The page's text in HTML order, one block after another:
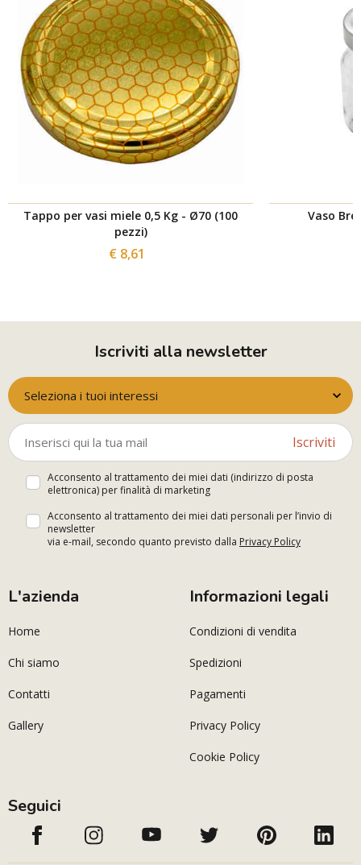
Tappo per vasi miele 0,5 Kg - Ø70 (100
pezzi)
€ 8,61
Vaso
Iscriviti alla newsletter
Seleziona i tuoi interessi
Iscriviti
Acconsento al trattamento dei miei dati (indirizzo di posta
elettronica) per finalità di marketing
Acconsento al trattamento dei miei dati personali per l’invio di
newsletter
via e-mail, secondo quanto previsto dalla Privacy Policy
L'azienda
Home
Chi siamo
Contatti
Gallery
Informazioni legali
Condizioni di vendita
Spedizioni
Pagamenti
Privacy Policy
Cookie Policy
Seguici